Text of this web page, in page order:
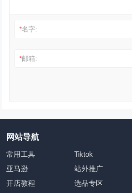
*名字:
*邮箱:
网站导航
常用工具 Tiktok
亚马逊
站外推广
开店教程
选品专区